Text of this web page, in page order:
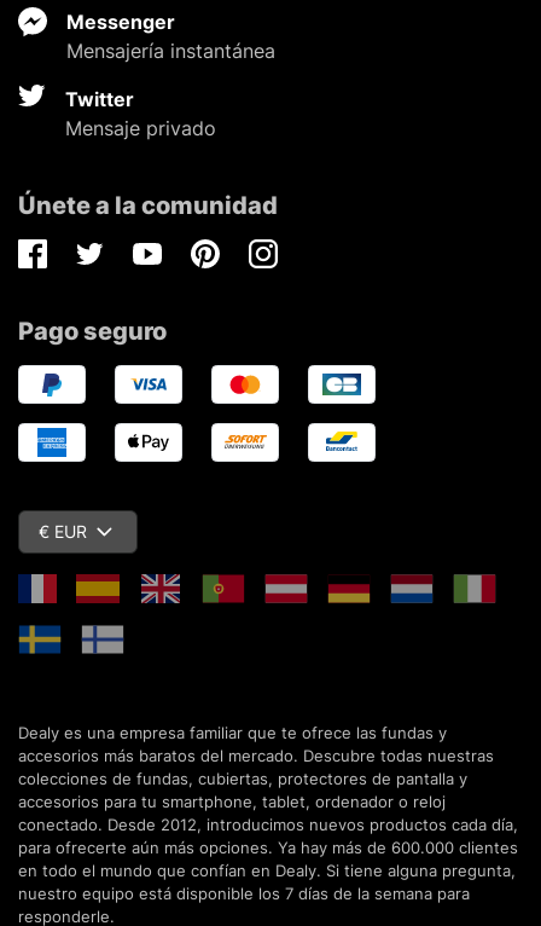
Messenger
Mensajería instantánea
Twitter
Mensaje privado
Únete a la comunidad
FacebookTwitterYoutubePinterestInstagram
Pago seguro
€ EUR
Dealy es una empresa familiar que te ofrece las fundas y
accesorios más baratos del mercado. Descubre todas nuestras
colecciones de fundas, cubiertas, protectores de pantalla y
accesorios para tu smartphone, tablet, ordenador o reloj
conectado. Desde 2012, introducimos nuevos productos cada día,
para ofrecerte aún más opciones. Ya hay más de 600.000 clientes
en todo el mundo que confían en Dealy. Si tiene alguna pregunta,
nuestro equipo está disponible los 7 días de la semana para
responderle.